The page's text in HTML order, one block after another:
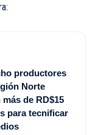
productores
Norte
más de RD$15
para tecnificar